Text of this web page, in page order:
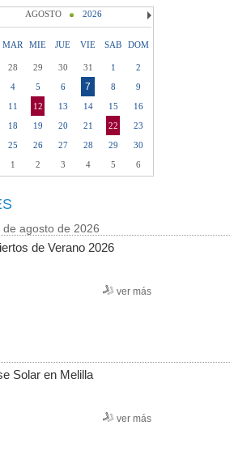
AGOSTO 2026
MAR MIE JUE VIE SAB DOM
28 29 30 31 1
2
4 5 6 7 8
9
11 12 13 14 15
16
18 19 20 21 22
23
25 26 27 28 29
30
1 2 3 4 5 6
agosto de 2026
de Verano 2026
ver más
Solar en Melilla
ver más